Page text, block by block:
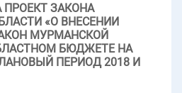
ЗАКОНА
«О ВНЕСЕНИИ
МУРМАНСКОЙ
БЮДЖЕТЕ НА
ПЕРИОД 2018 И